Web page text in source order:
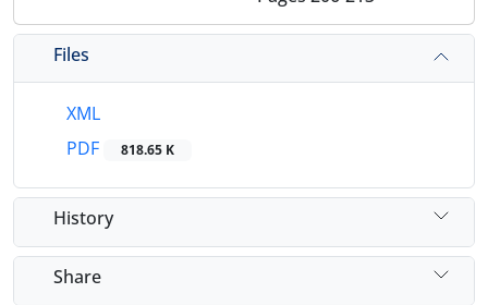
Files
XML
PDF
818.65 K
History
Share